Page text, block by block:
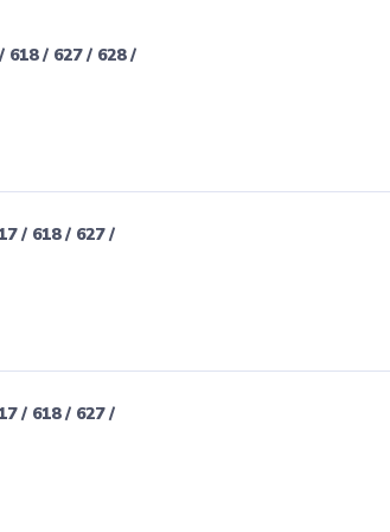
/ 627 / 628 /
/ 618 / 627 /
/ 618 / 627 /